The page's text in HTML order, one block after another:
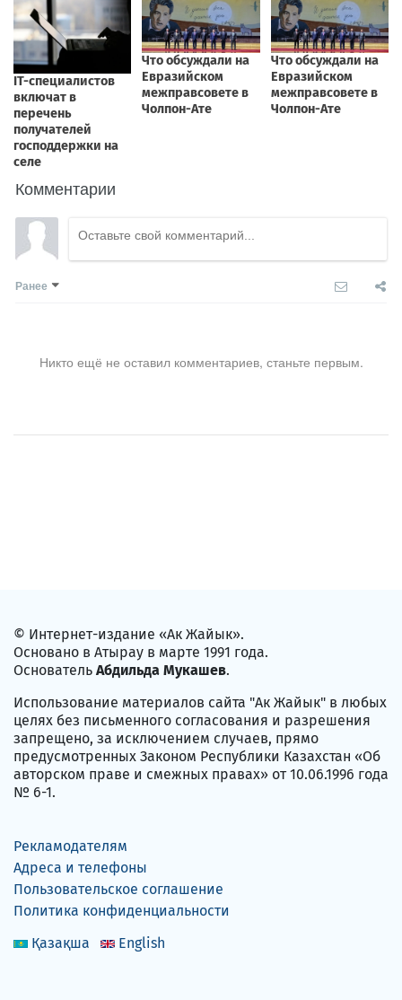
Комментарии
Ранее
Никто ещё не оставил комментариев, станьте первым.
© Интернет-издание «Ак Жайык».
Основано в Атырау в марте 1991 года.
Основатель Абдильда Мукашев.
Использование материалов сайта "Ак Жайык" в любых
целях без письменного согласования и разрешения
запрещено, за исключением случаев, прямо
предусмотренных Законом Республики Казахстан «Об
авторском праве и смежных правах» от 10.06.1996 года
№ 6-1.
Рекламодателям
Адреса и телефоны
Пользовательское соглашение
Политика конфиденциальности
Қазақша
English